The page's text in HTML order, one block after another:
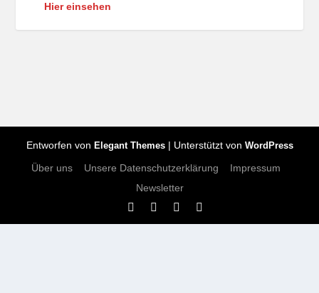
Hier einsehen
Entworfen von Elegant Themes| Unterstützt von WordPress
Über uns Unsere Datenschutzerklärung
Impressum
Newsletter